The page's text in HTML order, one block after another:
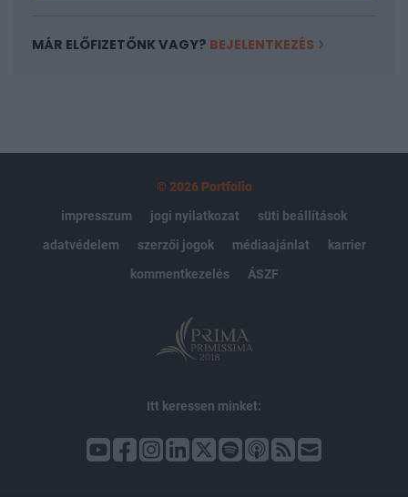
MÁR ELŐFIZETŐNK VAGY? BEJELENTKEZÉS
© 2026 Portfolio
impresszum
jogi nyilatkozat
süti beállítások
adatvédelem
szerzői jogok médiaajánlat
karrier
kommentkezelés
ÁSZF
Itt keressen minket: